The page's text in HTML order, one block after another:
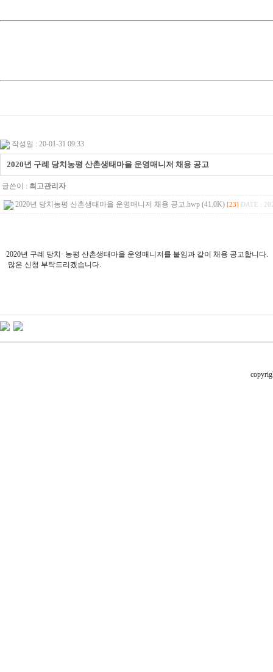
작성일 : 20-01-31 09:33
2020년 구례 당치농평 산촌생태마을 운영매니저 채용 공고
글쓴이 : 최고관리자
2020년 당치농평 산촌생태마을 운영매니저 채용 공고.hwp (41.0K) [23] DATE :
2020년 구례 당치· 농평 산촌생태마을 운영매니저를 붙임과 같이 채용 공고합니다.
많은 신청 부탁드리겠습니다.